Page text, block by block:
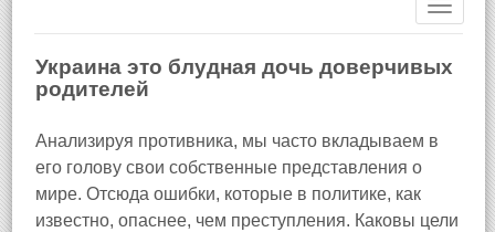
Украина это блудная дочь доверчивых
родителей
Анализируя противника, мы часто вкладываем в
его голову свои собственные представления о
мире. Отсюда ошибки, которые в политике, как
известно, опаснее, чем преступления. Каковы цели